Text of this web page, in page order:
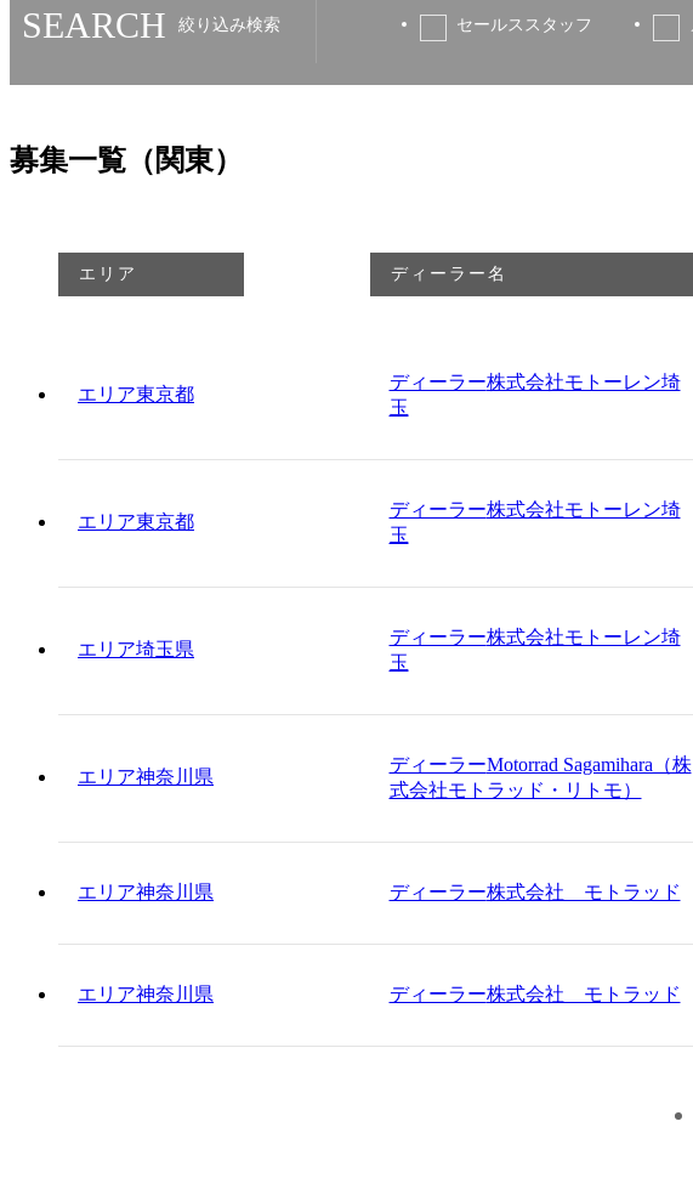
SEARCH 絞り込み検索 セールススタッフ
募集一覧（関東）
エリア ディーラー名
エリア東京都
ディーラー株式会社モトーレン埼
玉
エリア東京都
ディーラー株式会社モトーレン埼
玉
エリア埼玉県
ディーラー株式会社モトーレン埼
玉
エリア神奈川県
ディーラーMotorrad Sagamihara（株
式会社モトラッド・リトモ）
エリア神奈川県 ディーラー株式会社 モトラッド
エリア神奈川県 ディーラー株式会社 モトラッド